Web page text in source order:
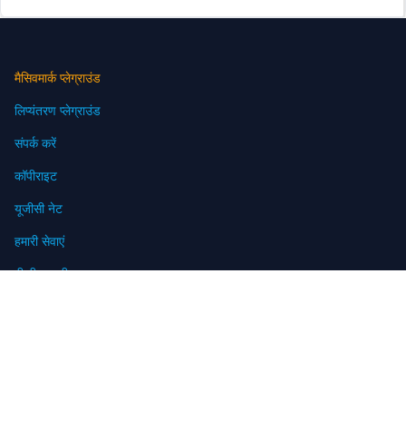
मैसिवमार्क प्लेग्राउंड
लिप्यंतरण प्लेग्राउंड
संपर्क करें
कॉपीराइट
यूजीसी नेट
हमारी सेवाएं
बी.पी.एस.सी